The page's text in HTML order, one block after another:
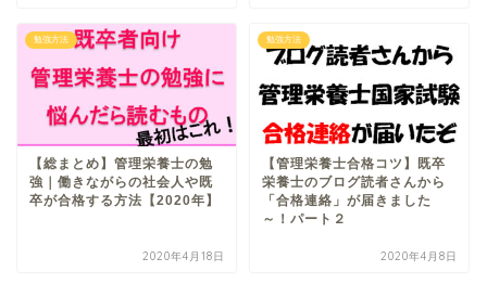
勉強方法
【総まとめ】管理栄養士の勉
強｜働きながらの社会人や既
卒が合格する方法【2020年】
2020年4月18日
勉強方法
【管理栄養士合格コツ】既卒
栄養士のブログ読者さんから
「合格連絡」が届きました
～！パート２
2020年4月8日